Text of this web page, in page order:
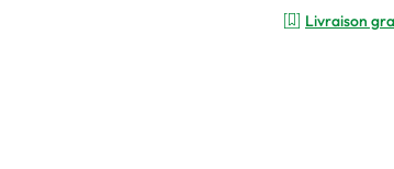
Livraison